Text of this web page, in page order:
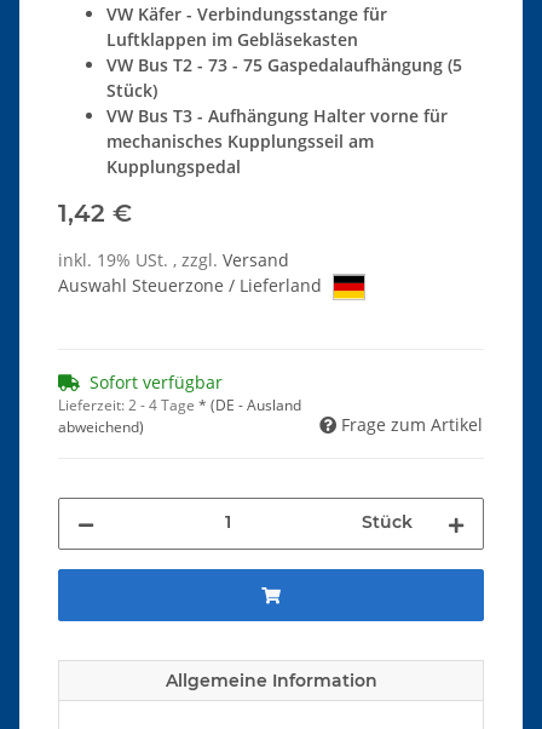
VW Käfer - Verbindungsstange für
Luftklappen im Gebläsekasten
VW Bus T2 - 73 - 75 Gaspedalaufhängung (5
Stück)
VW Bus T3 - Aufhängung Halter vorne für
mechanisches Kupplungsseil am
Kupplungspedal
1,42 €
inkl. 19% USt. , zzgl. Versand
Auswahl Steuerzone / Lieferland
Sofort verfügbar
Lieferzeit:2 - 4 Tage * (DE - Ausland
abweichend)
Frage zum Artikel
Stück
Allgemeine Information